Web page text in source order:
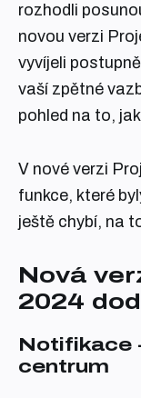
rozhodli
novou verzi
vyvíjeli
vaší zpětné
pohled na to,
V nové verzi
funkce, které
ještě chybí, na
Nová
2024
Notifikace
centrum